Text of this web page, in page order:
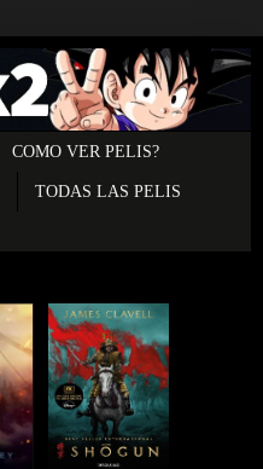
COMO VER PELIS?
TODAS LAS PELIS